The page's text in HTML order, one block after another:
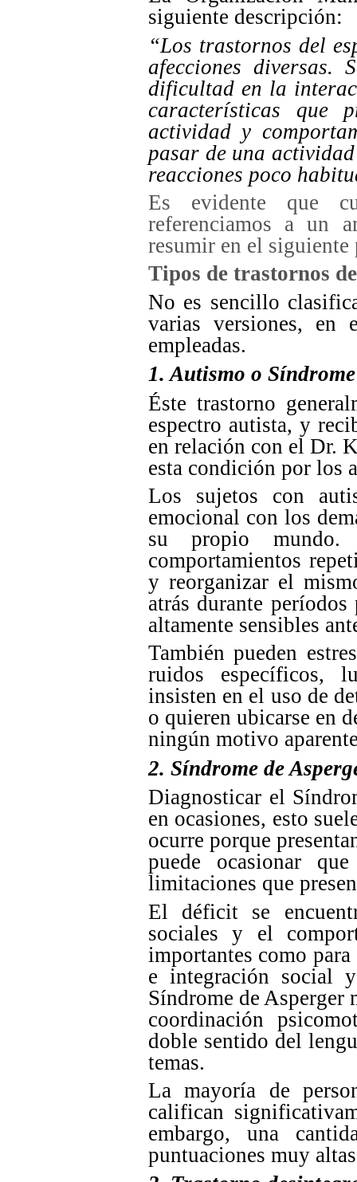
siguiente descripción:
“Los trastornos del
afecciones diversas.
dificultad en la
características que
actividad y
pasar de una
reacciones poco
Es evidente que
referenciamos a un
resumir en el siguiente
Tipos de trastornos
No es sencillo
varias versiones, en
empleadas.
1. Autismo o
Éste trastorno
espectro autista, y
en relación con el Dr.
esta condición por los
Los sujetos con
emocional con los
su propio mundo.
comportamientos
y reorganizar el
atrás durante
altamente sensibles
También pueden
ruidos específicos,
insisten en el uso de
o quieren ubicarse en
ningún motivo
2. Síndrome de
Diagnosticar el
en ocasiones, esto
ocurre porque
puede ocasionar
limitaciones que
El déficit se
sociales y el
importantes como
e integración social
Síndrome de Asperger
coordinación
doble sentido del
temas.
La mayoría de
califican
embargo, una
puntuaciones muy